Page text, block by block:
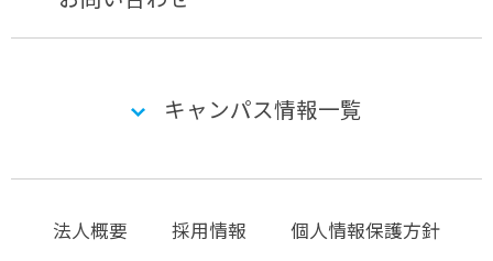
キャンパス情報一覧
法人概要 採用情報
個人情報保護方針